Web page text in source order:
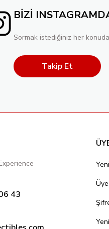
BİZİ
Sormak istediğiniz her konuda
Takip Et
43